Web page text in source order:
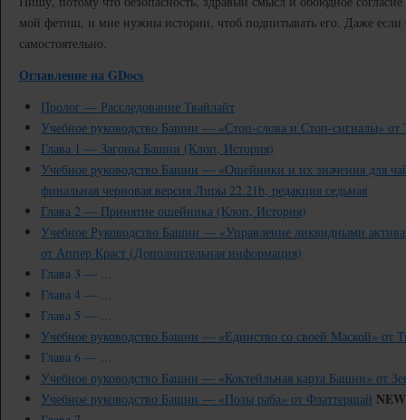
мой фетиш, и мне нужны истории, чтоб подпитывать его. Даже если
самостоятельно.
Оглавление на GDocs
Пролог — Расследование Твайлайт
Учебное руководство Башни — «Стоп-слова и Стоп-сигналы» от
Глава 1 — Загоны Башни (Клоп, История)
Учебное руководство Башни — «Ошейники и их значения для
финальная черновая версия Лиры 22.21b, редакция седьмая
Глава 2 — Принятие ошейника (Клоп, История)
Учебное Руководство Башни — «Управление ликвидными
от Аппер Краст (Дополнительная информация)
Глава 3 — ...
Глава 4 — ...
Глава 5 — ...
Учебное руководство Башни — «Единство со своей Маской» от
Глава 6 — ...
Учебное руководство Башни — «Коктейльная карта Башни» от
Учебное руководство Башни — «Позы раба» от Флаттершай